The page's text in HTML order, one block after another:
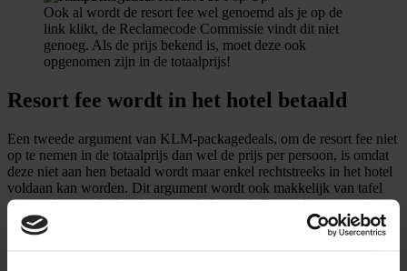
Ook al wordt de resort fee wel genoemd als je op de
link klikt, de Reclamecode Commissie vindt dit niet
genoeg. Als de prijs bekend is, moet deze ook
opgenomen zijn in de totaalprijs!
Resort fee wordt in het hotel betaald
Een tweede argument van KLM-packagedeals, om de resort fee niet
op te nemen in de totaalprijs dan wel de prijs per persoon, is omdat
deze niet aan hen betaald wordt maar enkel rechtstreeks in het hotel
voldaan kan worden. Dit argument wordt ook makkelijk van tafel
geveegd, want dat houdt geen enkele stand. Dat verbaast ons niets,
aangezien bijvoorbeeld toeristenbelasting ook niet aan de aanbieder
betaald wordt maar in het hotel. Wat aanbieders als booking.com